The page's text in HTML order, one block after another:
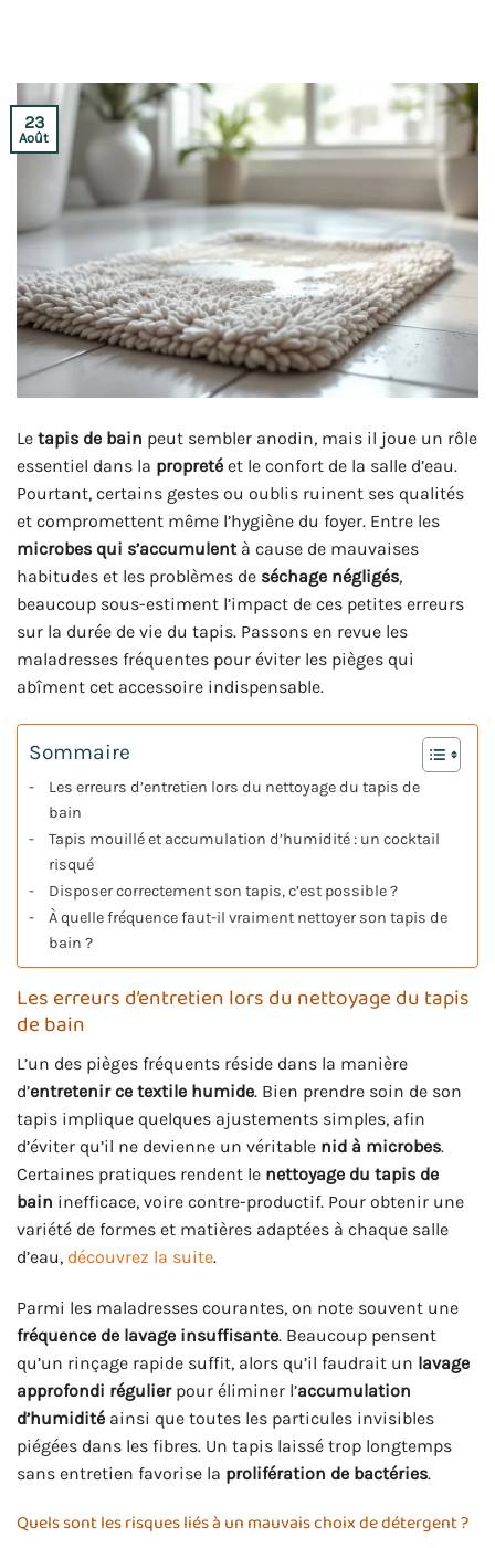
23
Août
Le tapis de bain peut sembler anodin, mais il joue un rôle
essentiel dans la propreté et le confort de la salle d’eau.
Pourtant, certains gestes ou oublis ruinent ses qualités
et compromettent même l’hygiène du foyer. Entre les
microbes qui s’accumulentà cause de mauvaises
habitudes et les problèmes de séchage négligés,
beaucoup sous-estiment l’impact de ces petites erreurs
sur la durée de vie du tapis. Passons en revue les
maladresses fréquentes pour éviter les pièges qui
abîment cet accessoire indispensable.
Sommaire
Les erreurs d’entretien lors du nettoyage du tapis de
bain
Tapis mouillé et accumulation d’humidité : un cocktail
risqué
Disposer correctement son tapis, c’est possible ?
À quelle fréquence faut-il vraiment nettoyer son tapis de
bain ?
Les erreurs d’entretien lors du nettoyage du tapis
de bain
L’un des pièges fréquents réside dans la manière
d’entretenir ce textile humide. Bien prendre soin de son
tapis implique quelques ajustements simples, afin
d’éviter qu’il ne devienne un véritable nid à microbes.
Certaines pratiques rendent le nettoyage du tapis de
bain inefficace, voire contre-productif. Pour obtenir une
variété de formes et matières adaptées à chaque salle
d’eau, découvrez la suite.
Parmi les maladresses courantes, on note souvent une
fréquence de lavage insuffisante. Beaucoup pensent
qu’un rinçage rapide suffit, alors qu’il faudrait un lavage
approfondi régulierpour éliminer l’accumulation
d’humidité ainsi que toutes les particules invisibles
piégées dans les fibres. Un tapis laissé trop longtemps
sans entretien favorise la prolifération de bactéries.
Quels sont les risques liés à un mauvais choix de détergent ?